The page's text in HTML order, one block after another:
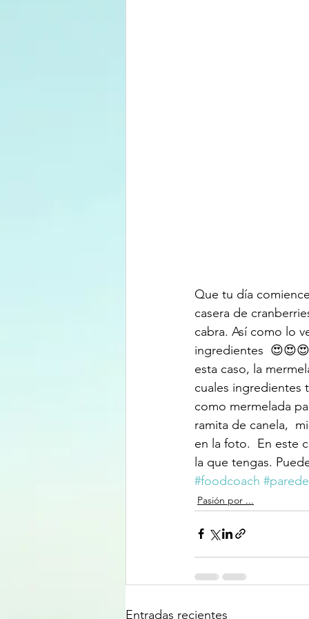
Que tu día
casera de
cabra. Así como lo
ingredientes
esta caso, la
cuales ingredientes
como mermelada
ramita de canela,
en la foto.  En este
la que tengas.
#foodcoach
Pasión por ...
Entradas recientes